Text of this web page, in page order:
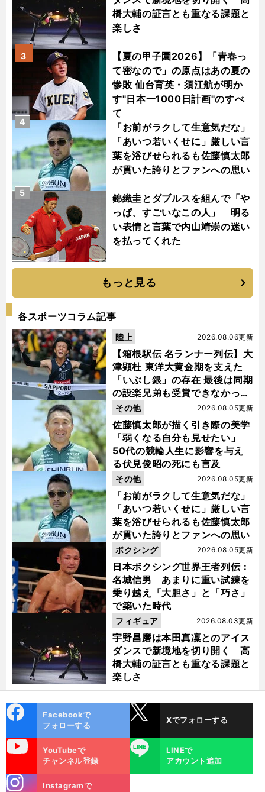
橋大輔の証言とも重なる課題と
楽しさ
【夏の甲子園2026】「青春っ
て密なので」の原点はあの夏の
惨敗 仙台育英・須江航が明か
す"日本一1000日計画"のすべ
て
3
「お前がラクして生意気だな」
「あいつ若いくせに」厳しい言
葉を浴びせられるも佐藤慎太郎
が貫いた誇りとファンへの思い
4
錦織圭とダブルスを組んで「や
っぱ、すごいなこの人」 明る
い表情と言葉で内山靖崇の迷い
を払ってくれた
5
もっと見る
各スポーツコラム記事
【箱根駅伝 名ランナー列伝】大
津顕杜 東洋大黄金期を支えた
「いぶし銀」の存在 最後は同期
の設楽兄弟も受賞できなかった
金栗杯に輝く
2026.08.06更新
陸上
佐藤慎太郎が描く引き際の美学
「弱くなる自分も見せたい」
50代の競輪人生に影響を与え
る伏見俊昭の死にも言及
2026.08.05更新
その他
「お前がラクして生意気だな」
「あいつ若いくせに」厳しい言
葉を浴びせられるも佐藤慎太郎
が貫いた誇りとファンへの思い
2026.08.05更新
その他
日本ボクシング世界王者列伝：
名城信男 あまりに重い試練を
乗り越え「大胆さ」と「巧さ」
で築いた時代
2026.08.05更新
ボクシング
宇野昌磨は本田真凜とのアイス
ダンスで新境地を切り開く 高
橋大輔の証言とも重なる課題と
楽しさ
2026.08.03更新
フィギュア
ok
Facebookで
フォローする
Xでフォローする
YouTubeで
チャンネル登録
LINE
LINEで
アカウント追加
Instagramで